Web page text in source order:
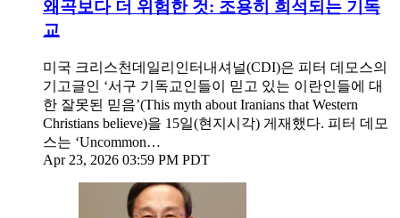
왜곡보다 더 위험한 것: 조용히 희석되는 기독
교
미국 크리스천데일리인터내셔널(CDI)은 피터 데모스의
기고글인 ‘서구 기독교인들이 믿고 있는 이란인들에 대
한 잘못된 믿음’(This myth about Iranians that Western
Christians believe)을 15일(현지시각) 게재했다. 피터 데모
스는 ‘Uncommon…
Apr 23, 2026 03:59 PM PDT